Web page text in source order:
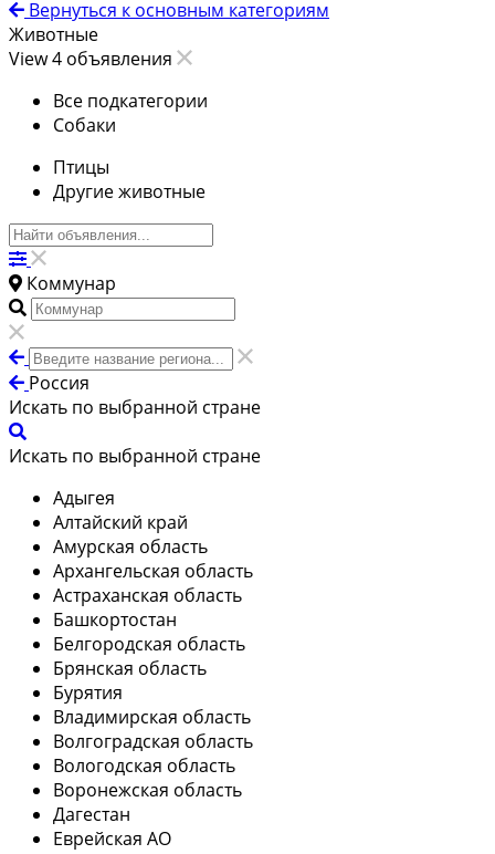
Вернуться к основным категориям
Животные
View 4 объявления
Все подкатегории
Собаки
Птицы
Другие животные
Коммунар
Россия
Искать по выбранной стране
Искать по выбранной стране
Адыгея
Алтайский край
Амурская область
Архангельская область
Астраханская область
Башкортостан
Белгородская область
Брянская область
Бурятия
Владимирская область
Волгоградская область
Вологодская область
Воронежская область
Дагестан
Еврейская АО